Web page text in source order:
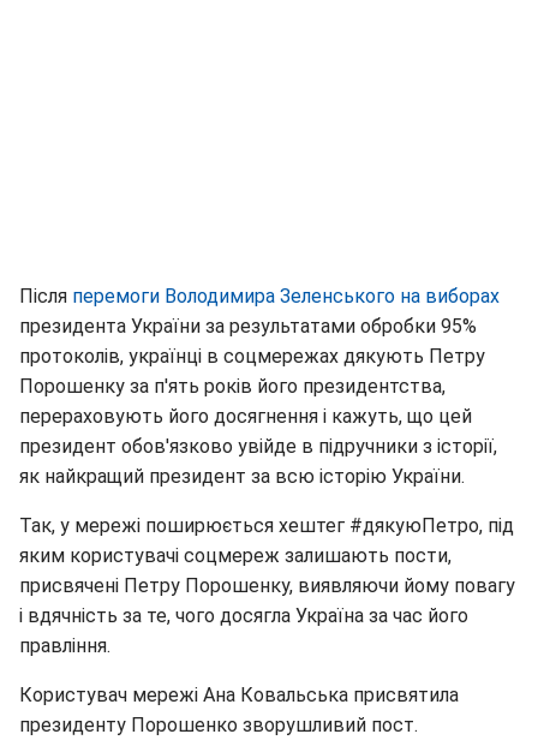
Після перемоги Володимира Зеленського на виборах
президента України за результатами обробки 95%
протоколів, українці в соцмережах дякують Петру
Порошенку за п'ять років його президентства,
перераховують його досягнення і кажуть, що цей
президент обов'язково увійде в підручники з історії,
як найкращий президент за всю історію України.
Так, у мережі поширюється хештег #дякуюПетро, під
яким користувачі соцмереж залишають пости,
присвячені Петру Порошенку, виявляючи йому повагу
і вдячність за те, чого досягла Україна за час його
правління.
Користувач мережі Ана Ковальська присвятила
президенту Порошенко зворушливий пост.